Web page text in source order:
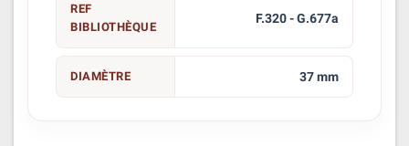
REF
BIBLIOTHÈQUE
F.320 - G.677a
DIAMÈTRE 37 mm